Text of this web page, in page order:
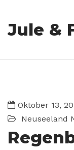
Jule &
Oktober 13,
Neuseeland